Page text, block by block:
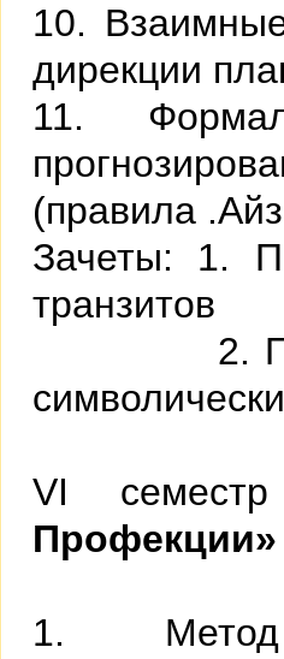
10.
дирекции
11.
(правила
Зачеты: 1.
транзитов
2.
VI
Профекции»
1. Метод